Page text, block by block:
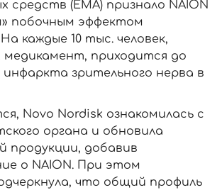
средств (EMA) признало NAION
побочным эффектом
каждые 10 тыс. человек,
приходится до
инфаркта зрительного нерва в
Novo Nordisk ознакомилась с
органа и обновила
продукции, добавив
о NAION. При этом
что общий профиль